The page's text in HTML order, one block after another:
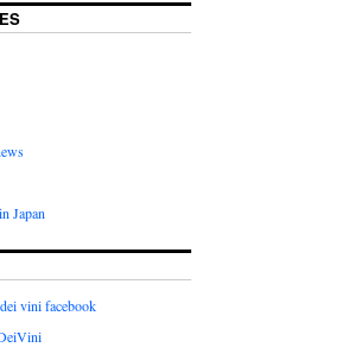
Japan
vini facebook